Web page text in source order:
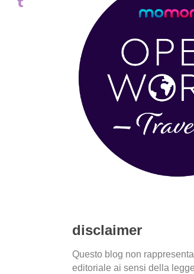
disclaimer
Questo blog non
editoriale ai sensi della